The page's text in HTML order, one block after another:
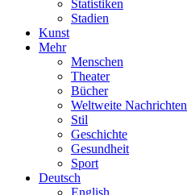
Statistiken
Stadien
Kunst
Mehr
Menschen
Theater
Bücher
Weltweite Nachrichten
Stil
Geschichte
Gesundheit
Sport
Deutsch
English